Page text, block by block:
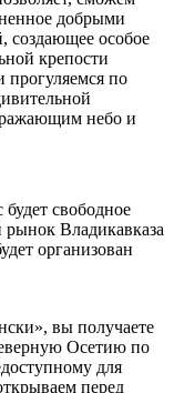
добрыми
создающее особое
крепости
прогуляемся по
небо и
будет свободное
Владикавказа
организован
вы получаете
Осетию по
для
перед